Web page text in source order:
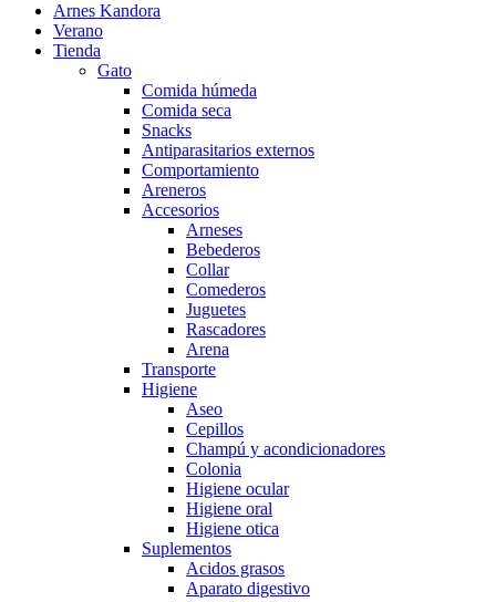
Arnes Kandora
Verano
Tienda
Gato
Comida húmeda
Comida seca
Snacks
Antiparasitarios externos
Comportamiento
Areneros
Accesorios
Arneses
Bebederos
Collar
Comederos
Juguetes
Rascadores
Arena
Transporte
Higiene
Aseo
Cepillos
Champú y acondicionadores
Colonia
Higiene ocular
Higiene oral
Higiene otica
Suplementos
Acidos grasos
Aparato digestivo